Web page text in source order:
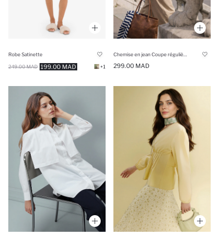
Robe Satinette
199.00 MAD
249.00 MAD +1 299.00 MAD